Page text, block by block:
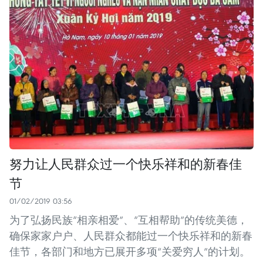
努力让人民群众过一个快乐祥和的新春佳
节
01/02/2019 03:56
为了弘扬民族“相亲相爱”、“互相帮助”的传统美德，
确保家家户户、人民群众都能过一个快乐祥和的新春
佳节，各部门和地方已展开多项“关爱穷人”的计划。